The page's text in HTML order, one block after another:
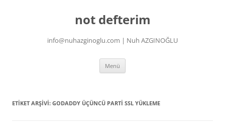
not defterim
info@nuhazginoglu.com | Nuh AZGINOĞLU
Menü
ETIKET ARŞIVI: GODADDY ÜÇÜNCÜ PARTI SSL YÜKLEME